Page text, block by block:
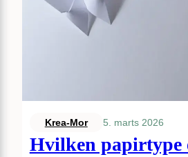
Krea-Mor 5. marts 2026
Hvilken papirtype